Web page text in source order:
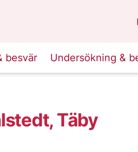
besvär Undersökning &
Täby